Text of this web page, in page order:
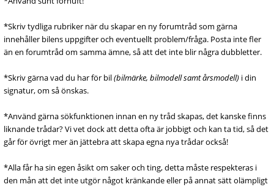
*Skriv tydliga rubriker när du skapar en ny forumtråd som gärna
innehåller bilens uppgifter och eventuellt problem/fråga. Posta inte fler
än en forumtråd om samma ämne, så att det inte blir några dubbletter.
*Skriv gärna vad du har för bil(bilmärke, bilmodell samt årsmodell) i din
signatur, om så önskas.
*Använd gärna sökfunktionen innan en ny tråd skapas, det kanske finns
liknande trådar? Vi vet dock att detta ofta är jobbigt och kan ta tid, så det
går för övrigt mer än jättebra att skapa egna nya trådar också!
*Alla får ha sin egen åsikt om saker och ting, detta måste respekteras i
den mån att det inte utgör något kränkande eller på annat sätt olämpligt